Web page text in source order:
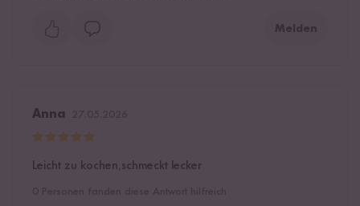
Melden
Anna
Leicht zu kochen,schmeckt lecker